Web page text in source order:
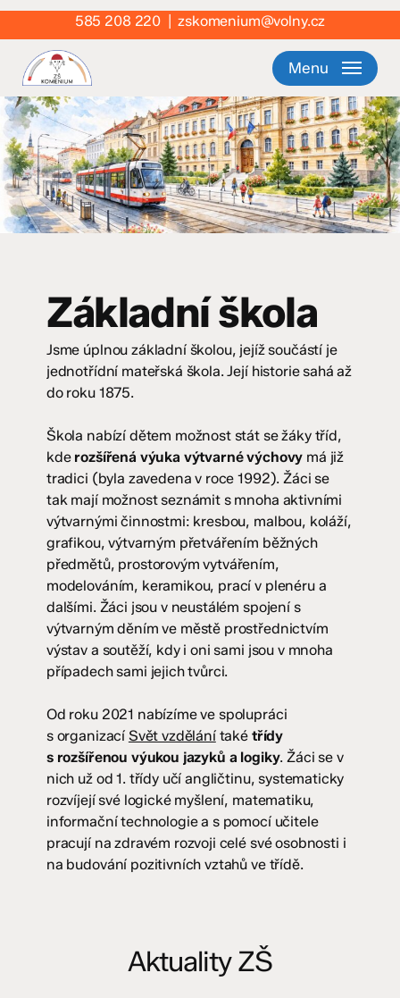
Skip
content
585 208 220 |zskomenium@volny.cz
Menu
Základní škola
Jsme úplnou základní školou, jejíž součástí je
jednotřídní mateřská škola. Její historie sahá až
do roku 1875.
Škola nabízí dětem možnost stát se žáky tříd,
kde rozšířená výuka výtvarné výchovy má již
tradici (byla zavedena v roce 1992). Žáci se
tak mají možnost seznámit s mnoha aktivními
výtvarnými činnostmi: kresbou, malbou, koláží,
grafikou, výtvarným přetvářením běžných
předmětů, prostorovým vytvářením,
modelováním, keramikou, prací v plenéru a
dalšími. Žáci jsou v neustálém spojení s
výtvarným děním ve městě prostřednictvím
výstav a soutěží, kdy i oni sami jsou v mnoha
případech sami jejich tvůrci.
Od roku 2021 nabízíme ve spolupráci
s organizací Svět vzdělánítaké třídy
s rozšířenou výukou jazyků a logiky. Žáci se v
nich už od 1. třídy učí angličtinu, systematicky
rozvíjejí své logické myšlení, matematiku,
informační technologie a s pomocí učitele
pracují na zdravém rozvoji celé své osobnosti i
na budování pozitivních vztahů ve třídě.
Aktuality ZŠ